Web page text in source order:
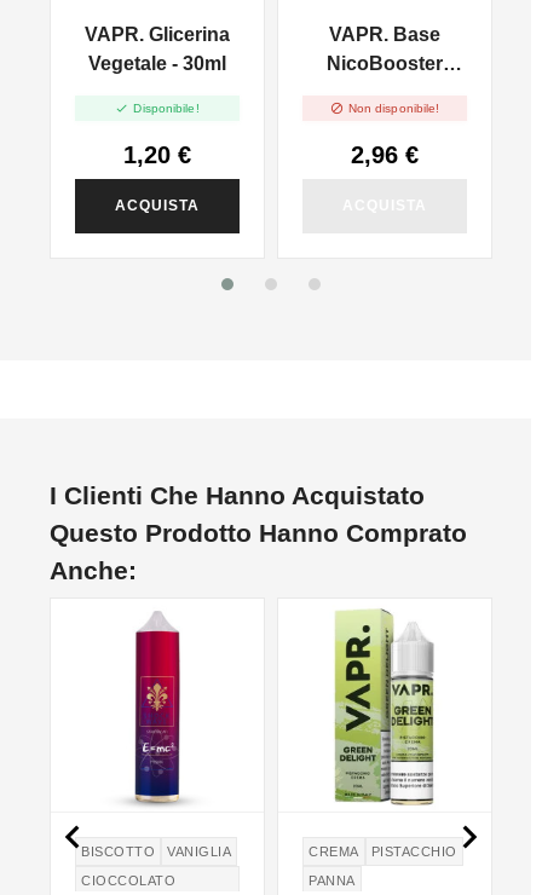
VAPR. Glicerina
Vegetale - 30ml
 Disponibile!
1,20 €
ACQUISTA
VAPR. Base
NicoBooster
 Non disponibile!
2,96 €
I Clienti Che Hanno Acquistato
Questo Prodotto Hanno Comprato
Anche:
BISCOTTO
VANIGLIA
CIOCCOLATO
CREMA
PISTACCHIO
PANNA
 